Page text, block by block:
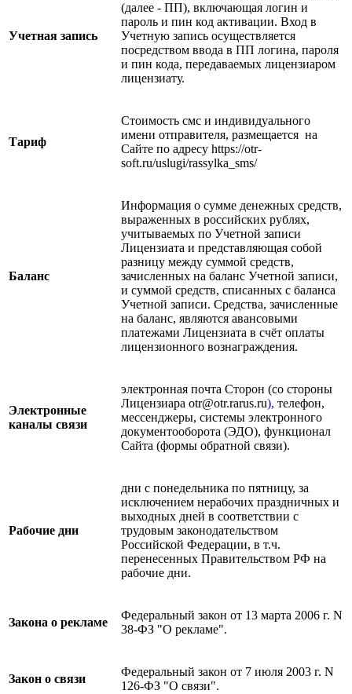
Учетная запись
(далее - ПП), включающая логин и
пароль и пин код активации. Вход в
Учетную запись осуществляется
посредством ввода в ПП логина, пароля
и пин кода, передаваемых лицензиаром
лицензиату.
Тариф
Стоимость смс и индивидуального
имени отправителя, размещается на
Сайте по адресу https://otr-
soft.ru/uslugi/rassylka_sms/
Баланс
Информация о сумме денежных средств,
выраженных в российских рублях,
учитываемых по Учетной записи
Лицензиата и представляющая собой
разницу между суммой средств,
зачисленных на баланс Учетной записи,
и суммой средств, списанных с баланса
Учетной записи. Средства, зачисленные
на баланс, являются авансовыми
платежами Лицензиата в счёт оплаты
лицензионного вознаграждения.
Электронные
каналы связи
электронная почта Сторон (со стороны
Лицензиара otr@otr.rarus.ru), телефон,
мессенджеры, системы электронного
документооборота (ЭДО), функционал
Сайта (формы обратной связи).
Рабочие дни
дни с понедельника по пятницу, за
исключением нерабочих праздничных и
выходных дней в соответствии с
трудовым законодательством
Российской Федерации, в т.ч.
перенесенных Правительством РФ на
рабочие дни.
Закона о рекламе
Федеральный закон от 13 марта 2006 г. N
38-ФЗ "О рекламе".
Закон о связи
Федеральный закон от 7 июля 2003 г. N
126-ФЗ "О связи".